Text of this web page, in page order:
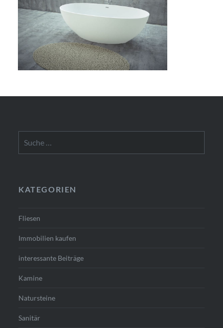
nach:
KATEGORIEN
Fliesen
Immobilien kaufen
interessante Beiträge
Kamine
Natursteine
Sanitär